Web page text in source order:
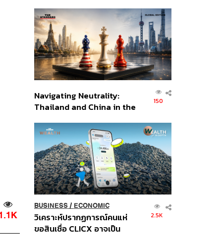
ส่วนยุทธศาสตร์ไทย –
อินโดนีเซีย
Navigating Neutrality:
Thailand and China in the
Order
150
BUSINESS/ ECONOMIC
วิเคราะห์ปรากฏการณ์คนแห่
ขอสินเชื่อ CLICX อาจเป็น
2.5K